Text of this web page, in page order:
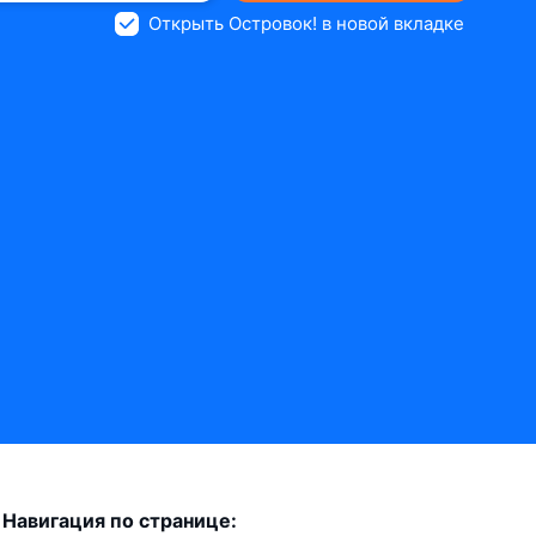
Открыть Островок! в новой вкладке
Навигация по странице: